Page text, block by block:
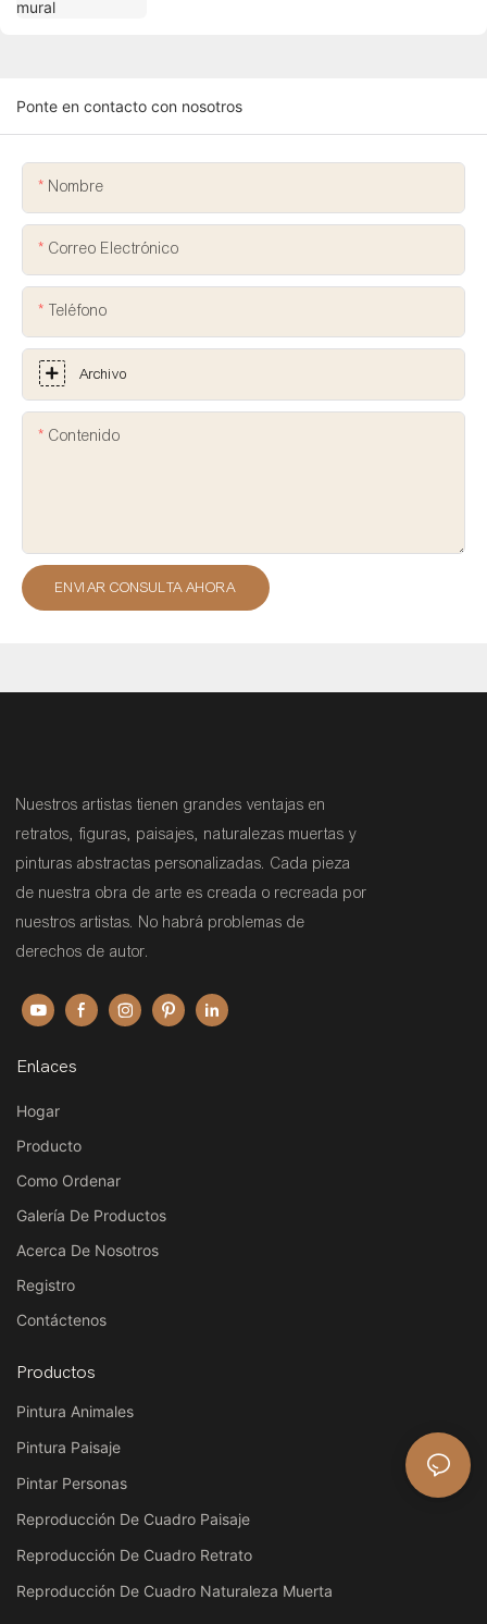
Ponte en contacto con nosotros
Nombre
Correo Electrónico
Teléfono
Archivo
Contenido
ENVIAR CONSULTA AHORA
Nuestros artistas tienen grandes ventajas en
retratos, figuras, paisajes, naturalezas muertas y
pinturas abstractas personalizadas. Cada pieza
de nuestra obra de arte es creada o recreada por
nuestros artistas. No habrá problemas de
derechos de autor.
Enlaces
Hogar
Producto
Como Ordenar
Galería De Productos
Acerca De Nosotros
Registro
Contáctenos
Productos
Pintura Animales
Pintura Paisaje
Pintar Personas
Reproducción De Cuadro Paisaje
Reproducción De Cuadro Retrato
Reproducción De Cuadro Naturaleza Muerta